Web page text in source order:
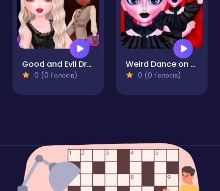
Good and Evil DressUp
0 (0 Голосів)
Weird Dance on Wednesday
0 (0 Голосів)